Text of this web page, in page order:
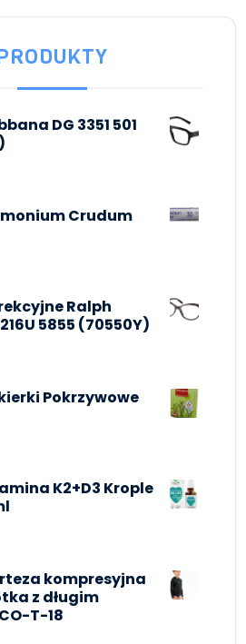
DG 3351 501
Crudum
Ralph
5855 (70550Y)
Pokrzywowe
K2+D3 Krople
kompresyjna
z długim
T-18